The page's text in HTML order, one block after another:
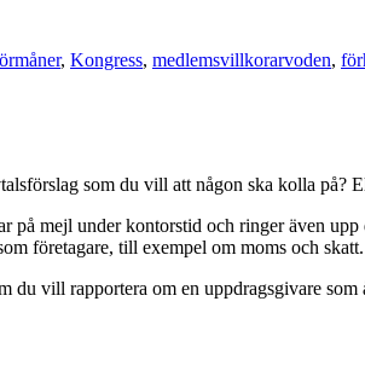
, Kongress, medlemsvillkorarvoden,
som du vill att någon ska kolla
på mejl under kontorstid och ringer även
företagare, till exempel om moms och
du vill rapportera om en uppdragsgivare